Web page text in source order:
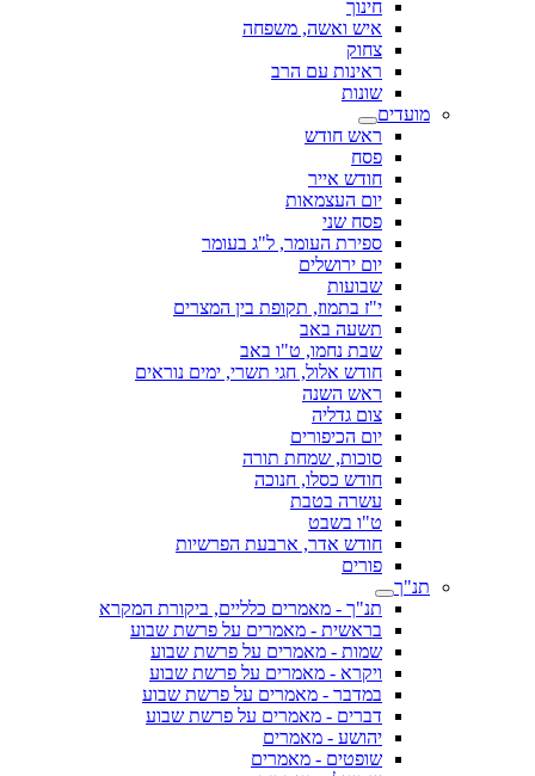
חינוך
איש ואשה, משפחה
צחוק
ראינות עם הרב
שונות
מועדים
ראש חודש
פסח
חודש אייר
יום העצמאות
פסח שני
ספירת העומר, ל"ג בעומר
יום ירושלים
שבועות
י"ז בתמוז, תקופת בין המצרים
תשעה באב
שבת נחמו, ט"ו באב
חודש אלול, חגי תשרי, ימים נוראים
ראש השנה
צום גדליה
יום הכיפורים
סוכות, שמחת תורה
חודש כסלו, חנוכה
עשרה בטבת
ט"ו בשבט
חודש אדר, ארבעת הפרשיות
פורים
תנ"ך
תנ"ך - מאמרים כלליים, ביקורת המקרא
בראשית - מאמרים על פרשת שבוע
שמות - מאמרים על פרשת שבוע
ויקרא - מאמרים על פרשת שבוע
במדבר - מאמרים על פרשת שבוע
דברים - מאמרים על פרשת שבוע
יהושע - מאמרים
שופטים - מאמרים